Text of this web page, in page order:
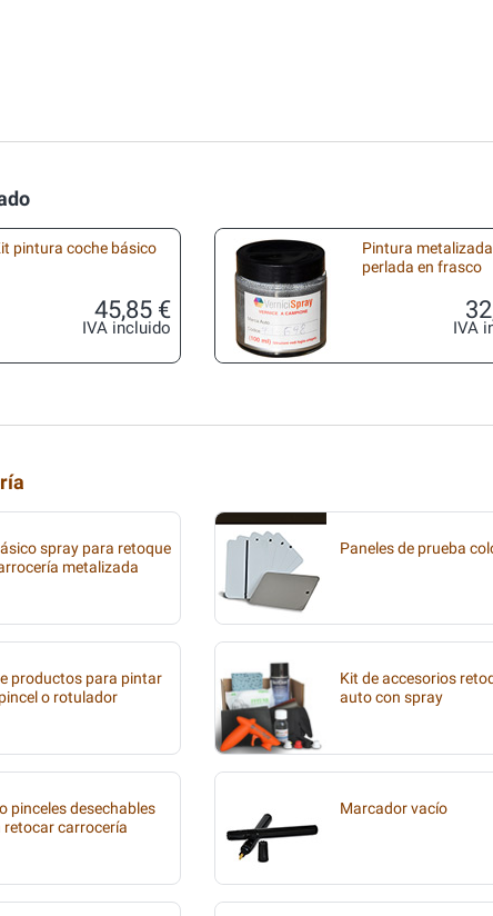
pintura coche básico
45,85 €
IVA incluido
Pintura
perlada en frasco
IVA
spray para retoque
metalizada
Paneles de prueba
productos para pintar
o rotulador
Kit de accesorios
auto con spray
pinceles desechables
retocar carrocería
Marcador vacío